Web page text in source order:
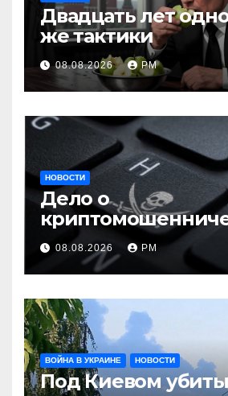
Двадцать лет
же тактики
08.08.2026 РМ
НОВОСТИ
Дело о
оборачивают в
терроризму
08.08.2026 РМ
ВОЙНА В УКРАИНЕ НОВОСТИ
Под Киевом